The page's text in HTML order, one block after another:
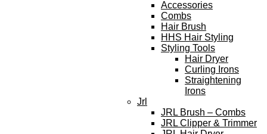
Accessories
Combs
Hair Brush
HHS Hair Styling
Styling Tools
Hair Dryer
Curling Irons
Straightening
Irons
Jrl
JRL Brush – Combs
JRL Clipper & Trimmer